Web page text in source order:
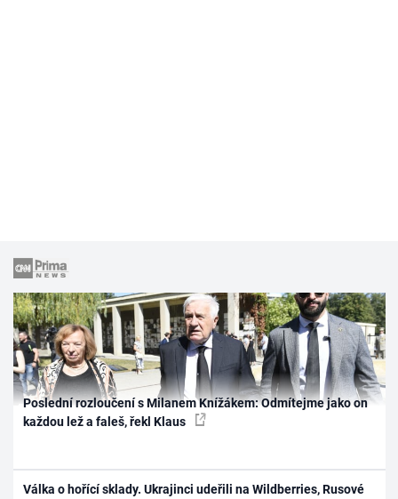
Poslední rozloučení s Milanem Knížákem: Odmítejme jako on
každou lež a faleš, řekl Klaus
Válka o hořící sklady. Ukrajinci udeřili na Wildberries, Rusové